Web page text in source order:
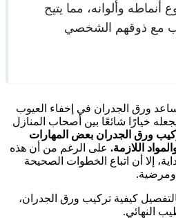
أنماطه وألوانه، مما يتيح
مع ذوقهم الشخصي
ورق الجدران في إخفاء العيوب
خيارًا شائعًا بين أصحاب المنازل
ورق الجدران بعض المهارات
اللازمة. على الرغم من أن هذه
إلا أن اتباع الخطوات الصحيحة
ومرضية.
كيفية تركيب ورق الجدران،
النهائي.